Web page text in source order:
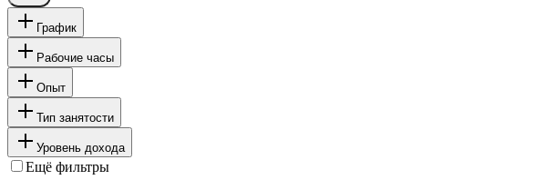
График
Рабочие часы
Опыт
Тип занятости
Уровень дохода
Ещё фильтры